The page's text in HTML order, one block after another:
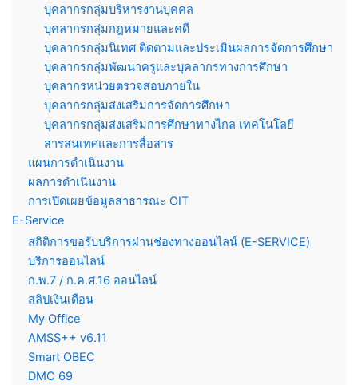
บุคลากรกลุ่มบริหารงานบุคคล
บุคลากรกลุ่มกฎหมายและคดี
บุคลากรกลุ่มนิเทศ ติดตามและประเมินผลการจัดการศึกษา
บุคลากรกลุ่มพัฒนาครูและบุคลากรทางการศึกษา
บุคลากรหน่วยตรวจสอบภายใน
บุคลากรกลุ่มส่งเสริมการจัดการศึกษา
บุคลากรกลุ่มส่งเสริมการศึกษาทางไกล เทคโนโลยี
สารสนเทศและการสื่อสาร
แผนการดำเนินงาน
ผลการดำเนินงาน
การเปิดเผยข้อมูลสาธารณะ OIT
E-Service
สถิติการขอรับบริการผ่านช่องทางออนไลน์ (E-SERVICE)
บริการออนไลน์
ก.พ.7 / ก.ค.ศ.16 ออนไลน์
สลิปเงินเดือน
My Office
AMSS++ v6.11
Smart OBEC
DMC 69